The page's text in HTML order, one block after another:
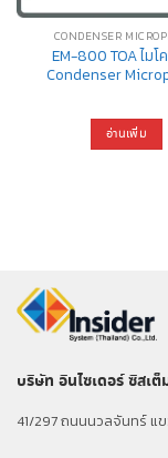
CONDENSER
EM-800 TOA ไมโ
Condenser
อ่านเพิ่ม
บริษัท อินไซเดอร์ ซิสเ
41/297 ถนนนวลจันทร์ แ